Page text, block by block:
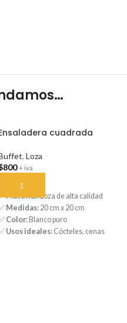
cuadrada
, Loza
800 + iva
AÑADIR AL CARRITO
Material:Loza de alta calidad
Medidas: 20 cm x 20 cm
Color: Blanco puro
Usos ideales: Cócteles, cenas